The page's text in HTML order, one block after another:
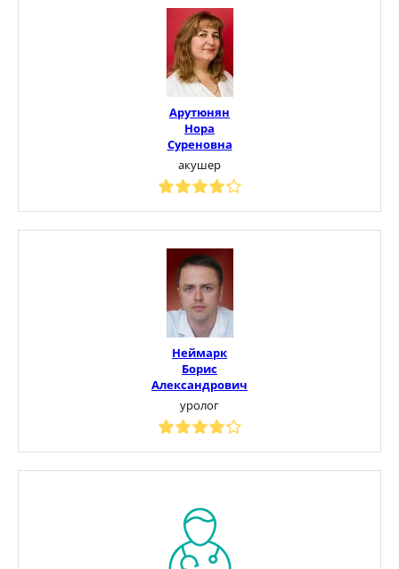
Арутюнян
Нора
Суреновна
акушер
Неймарк
Борис
Александрович
уролог